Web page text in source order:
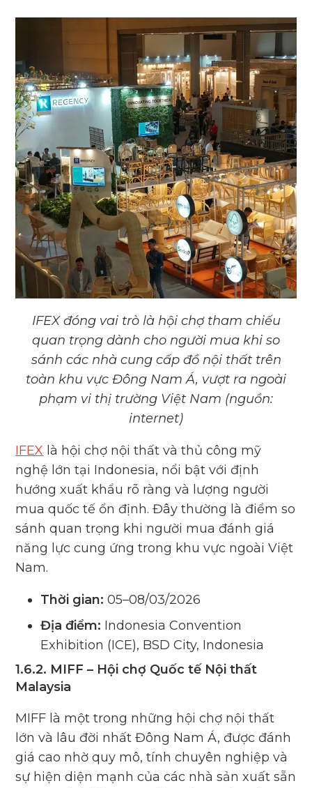
IFEX đóng vai trò là hội chợ tham chiếu
quan trọng dành cho người mua khi so
sánh các nhà cung cấp đồ nội thất trên
toàn khu vực Đông Nam Á, vượt ra ngoài
phạm vi thị trường Việt Nam (nguồn:
internet)
IFEX là hội chợ nội thất và thủ công mỹ
nghệ lớn tại Indonesia, nổi bật với định
hướng xuất khẩu rõ ràng và lượng người
mua quốc tế ổn định. Đây thường là điểm so
sánh quan trọng khi người mua đánh giá
năng lực cung ứng trong khu vực ngoài Việt
Nam.
Thời gian: 05–08/03/2026
Địa điểm: Indonesia Convention
Exhibition (ICE), BSD City, Indonesia
1.6.2. MIFF – Hội chợ Quốc tế Nội thất
Malaysia
MIFF là một trong những hội chợ nội thất
lớn và lâu đời nhất Đông Nam Á, được đánh
giá cao nhờ quy mô, tính chuyên nghiệp và
sự hiện diện mạnh của các nhà sản xuất sẵn